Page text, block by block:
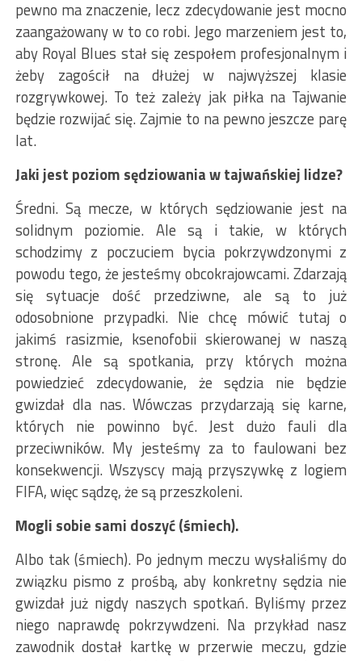
pewno ma znaczenie, lecz zdecydowanie jest mocno
zaangażowany w to co robi. Jego marzeniem jest to,
aby Royal Blues stał się zespołem profesjonalnym i
żeby zagościł na dłużej w najwyższej klasie
rozgrywkowej. To też zależy jak piłka na Tajwanie
będzie rozwijać się. Zajmie to na pewno jeszcze parę
lat.
Jaki jest poziom sędziowania w tajwańskiej lidze?
Średni. Są mecze, w których sędziowanie jest na
solidnym poziomie. Ale są i takie, w których
schodzimy z poczuciem bycia pokrzywdzonymi z
powodu tego, że jesteśmy obcokrajowcami. Zdarzają
się sytuacje dość przedziwne, ale są to już
odosobnione przypadki. Nie chcę mówić tutaj o
jakimś rasizmie, ksenofobii skierowanej w naszą
stronę. Ale są spotkania, przy których można
powiedzieć zdecydowanie, że sędzia nie będzie
gwizdał dla nas. Wówczas przydarzają się karne,
których nie powinno być. Jest dużo fauli dla
przeciwników. My jesteśmy za to faulowani bez
konsekwencji. Wszyscy mają przyszywkę z logiem
FIFA, więc sądzę, że są przeszkoleni.
Mogli sobie sami doszyć (śmiech).
Albo tak (śmiech). Po jednym meczu wysłaliśmy do
związku pismo z prośbą, aby konkretny sędzia nie
gwizdał już nigdy naszych spotkań. Byliśmy przez
niego naprawdę pokrzywdzeni. Na przykład nasz
zawodnik dostał kartkę w przerwie meczu, gdzie